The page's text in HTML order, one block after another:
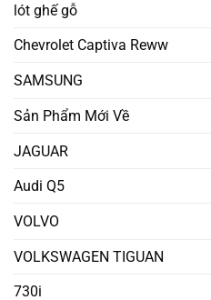
lót ghế gỗ
Chevrolet Captiva Reww
SAMSUNG
Sản Phẩm Mới Về
JAGUAR
Audi Q5
VOLVO
VOLKSWAGEN TIGUAN
730i